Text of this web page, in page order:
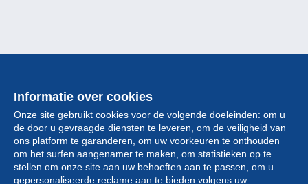
Informatie over cookies
Onze site gebruikt cookies voor de volgende doeleinden: om u
de door u gevraagde diensten te leveren, om de veiligheid van
ons platform te garanderen, om uw voorkeuren te onthouden
om het surfen aangenamer te maken, om statistieken op te
stellen om onze site aan uw behoeften aan te passen, om u
gepersonaliseerde reclame aan te bieden volgens uw